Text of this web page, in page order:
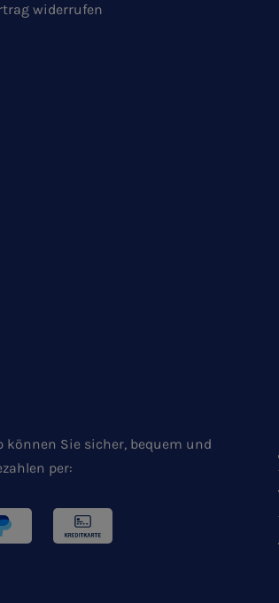
widerrufen
können Sie sicher, bequem und
per: